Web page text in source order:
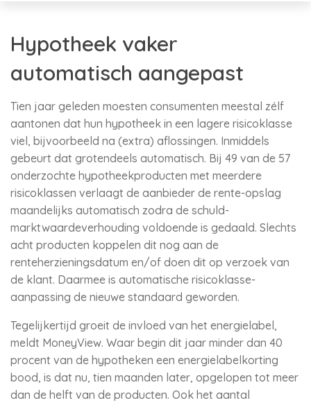
Hypotheek vaker
automatisch aangepast
Tien jaar geleden moesten consumenten meestal zélf
aantonen dat hun hypotheek in een lagere risicoklasse
viel, bijvoorbeeld na (extra) aflossingen. Inmiddels
gebeurt dat grotendeels automatisch. Bij 49 van de 57
onderzochte hypotheekproducten met meerdere
risicoklassen verlaagt de aanbieder de rente-opslag
maandelijks automatisch zodra de schuld-
marktwaardeverhouding voldoende is gedaald. Slechts
acht producten koppelen dit nog aan de
renteherzieningsdatum en/of doen dit op verzoek van
de klant. Daarmee is automatische risicoklasse-
aanpassing de nieuwe standaard geworden.
Tegelijkertijd groeit de invloed van het energielabel,
meldt MoneyView. Waar begin dit jaar minder dan 40
procent van de hypotheken een energielabelkorting
bood, is dat nu, tien maanden later, opgelopen tot meer
dan de helft van de producten. Ook het aantal